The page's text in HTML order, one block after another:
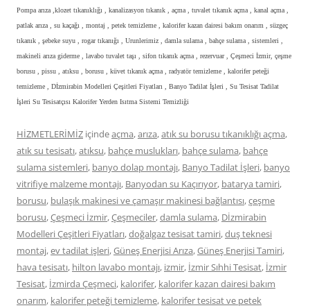
Pompa arıza ,klozet tıkanıklığı , kanalizasyon tıkanık , açma , tuvalet tıkanık açma , kanal açma ,
patlak arıza , su kaçağı , montaj , petek temizleme , kalorifer kazan dairesi bakım onarım , süzgeç
tıkanık , şebeke suyu , rogar tıkanığı , Urunlerimiz , damla sulama , bahçe sulama , sistemleri ,
makineli arıza giderme , lavabo tuvalet taşı , sifon tıkanık açma , rezervuar , Çeşmeci İzmir, çeşme
borusu , pissu , atıksu , borusu , küvet tıkanık açma , radyatör temizleme , kalorifer peteği
temizleme , Dİzmirabin Modelleri Çeşitleri Fiyatları , Banyo Tadilat İşleri , Su Tesisat Tadilat
İşleri Su Tesisatçısı Kalorifer Yerden Isıtma Sistemi Temizliği
HİZMETLERİMİZ içindeaçma,arıza,atık su borusu tıkanıklığı açma,
atık su tesisatı,atıksu, bahçe muslukları, bahçe sulama, bahçe
sulama sistemleri, banyo dolap montajı, Banyo Tadilat İşleri, banyo
vitrifiye malzeme montajı, Banyodan su Kaçırıyor, batarya tamiri,
borusu, bulaşık makinesi ve çamaşır makinesi bağlantısı,çeşme
borusu,Çeşmeci İzmir,Çeşmeciler,damla sulama, Dİzmirabin
Modelleri Çeşitleri Fiyatları,doğalgaz tesisat tamiri,duş teknesi
montaj,ev tadilat işleri,Güneş Enerjisi Arıza,Güneş Enerjisi Tamiri,
hava tesisatı, hilton lavabo montajı, izmir, İzmir Sıhhi Tesisat, İzmir
Tesisat, İzmirda Çeşmeci, kalorifer, kalorifer kazan dairesi bakım
onarım, kalorifer peteği temizleme, kalorifer tesisat ve petek